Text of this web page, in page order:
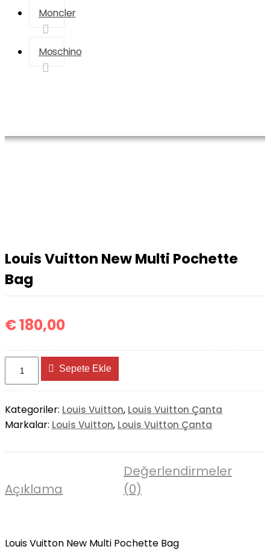
Moncler
Moschino
Louis Vuitton New Multi Pochette
Bag
€180,00
New
Multi
Pochette
adet
Sepete Ekle
Kategoriler: Louis Vuitton, Louis Vuitton Çanta
Markalar: Louis Vuitton, Louis Vuitton Çanta
Açıklama
Değerlendirmeler
(0)
Louis Vuitton New Multi Pochette Bag